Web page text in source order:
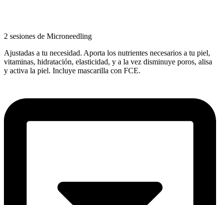
2 sesiones de Microneedling
Ajustadas a tu necesidad. Aporta los nutrientes necesarios a tu piel,
vitaminas, hidratación, elasticidad, y a la vez disminuye poros, alisa
y activa la piel. Incluye mascarilla con FCE.